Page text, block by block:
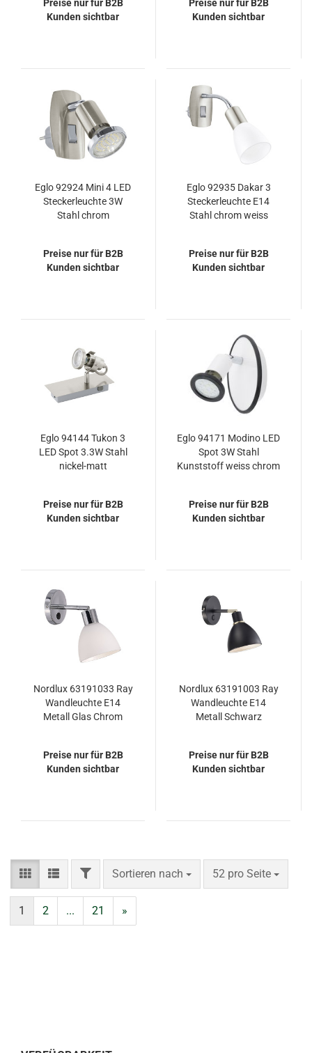
Preise nur für B2B
Kunden sichtbar
Preise nur für B2B
Kunden sichtbar
Eglo 92924 Mini 4 LED
Steckerleuchte 3W
Stahl chrom
Preise nur für B2B
Kunden sichtbar
Eglo 92935 Dakar 3
Steckerleuchte E14
Stahl chrom weiss
Preise nur für B2B
Kunden sichtbar
Eglo 94144 Tukon 3
LED Spot 3.3W Stahl
nickel-matt
Preise nur für B2B
Kunden sichtbar
Eglo 94171 Modino LED
Spot 3W Stahl
Kunststoff weiss chrom
Preise nur für B2B
Kunden sichtbar
Nordlux 63191033 Ray
Wandleuchte E14
Metall Glas Chrom
Preise nur für B2B
Kunden sichtbar
Nordlux 63191003 Ray
Wandleuchte E14
Metall Schwarz
Preise nur für B2B
Kunden sichtbar
FILTERSortieren nach
Sortieren nach 52 pro Seite
pro Seite
1 2 ... 21 »